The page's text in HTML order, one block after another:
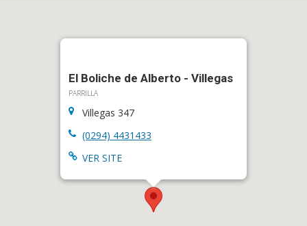
El Boliche de Alberto - Villegas
PARRILLA
Villegas 347
(0294) 4431433
VER SITE